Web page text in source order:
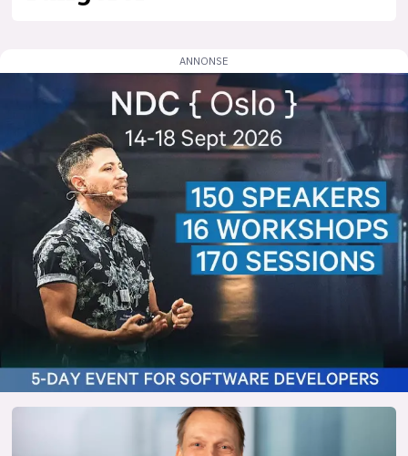
mørk modus
nyhetsbrev
kode24-klubben
LinkedIn
Bluesky
Facebook
annonsepriser
annonseguide
suksesshistorier
Bli firmapartner